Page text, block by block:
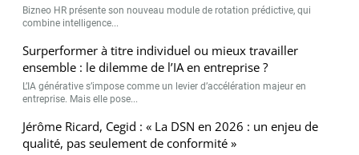
Bizneo HR présente son nouveau module de rotation prédictive, qui
combine intelligence...
Surperformer à titre individuel ou mieux travailler
ensemble : le dilemme de l’IA en entreprise ?
L’IA générative s’impose comme un levier d’accélération majeur en
entreprise. Mais elle pose...
Jérôme Ricard, Cegid : « La DSN en 2026 : un enjeu de
qualité, pas seulement de conformité »